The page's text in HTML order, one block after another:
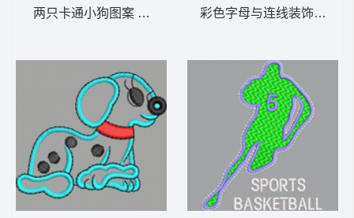
两只卡通小狗图案 童装 卡通 贴布彩色字母与连线装饰图案